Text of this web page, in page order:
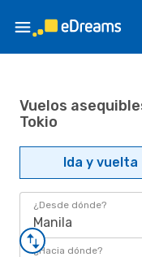
Vuelos
Tokio
Ida y vuelta
¿Desde dónde?
Manila
¿Hacia dónde?